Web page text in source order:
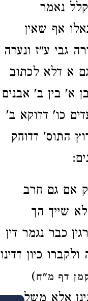
נאמר
אף שאין
גבי ע"ז ונערה
א דלא לכתוב
א' בין ב' אבנים
כו' דדוקא ב'
התוס' דדוחק
אם גם חרב
שייך הך
כבר נגמר דין
כיון דדינו
דף מ"ח)